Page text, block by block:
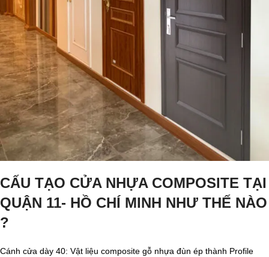
CẤU TẠO CỬA NHỰA COMPOSITE TẠI
QUẬN 11- HỒ CHÍ MINH NHƯ THẾ NÀO
?
Cánh cửa dày 40: Vật liệu composite gỗ nhựa đùn ép thành Profile